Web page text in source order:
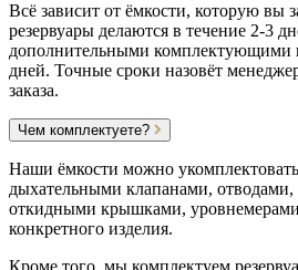
Всё зависит от ёмкости, которую вы
резервуары делаются в течение 2-3
дополнительными комплектующими
дней. Точные сроки назовёт
заказа.
Чем комплектуете?
Наши ёмкости можно
дыхательными клапанами,
откидными крышками, уровнемерами
конкретного изделия.